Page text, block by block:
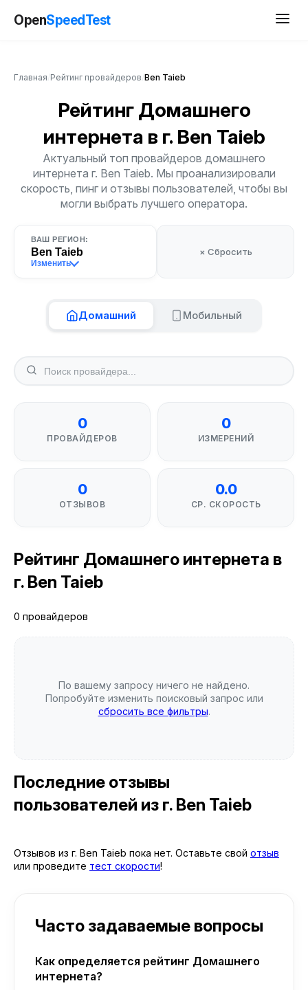
OpenSpeedTest
Главная Рейтинг провайдеров Ben Taieb
Рейтинг Домашнего
интернета в г. Ben Taieb
Актуальный топ провайдеров домашнего
интернета г. Ben Taieb. Мы проанализировали
скорость, пинг и отзывы пользователей, чтобы вы
могли выбрать лучшего оператора.
ВАШ РЕГИОН:
Ben Taieb
Изменить
× Сбросить
Домашний Мобильный
0
ПРОВАЙДЕРОВ
0
ИЗМЕРЕНИЙ
0
ОТЗЫВОВ
0.0
СР. СКОРОСТЬ
Рейтинг Домашнего интернета в
г. Ben Taieb
0 провайдеров
По вашему запросу ничего не найдено.
Попробуйте изменить поисковый запрос или
сбросить все фильтры.
Последние отзывы
пользователей из г. Ben Taieb
Отзывов из г. Ben Taieb пока нет. Оставьте свой отзыв
или проведите тест скорости!
Часто задаваемые вопросы
Как определяется рейтинг Домашнего
интернета?